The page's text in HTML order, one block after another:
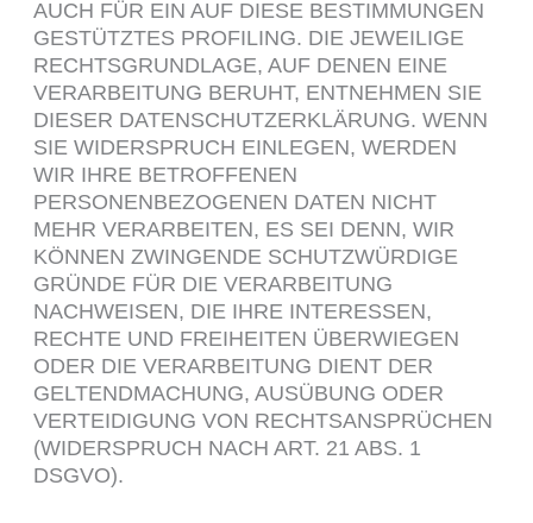
AUCH FÜR EIN AUF DIESE BESTIMMUNGEN
GESTÜTZTES PROFILING. DIE JEWEILIGE
RECHTSGRUNDLAGE, AUF DENEN EINE
VERARBEITUNG BERUHT, ENTNEHMEN SIE
DIESER DATENSCHUTZERKLÄRUNG. WENN
SIE WIDERSPRUCH EINLEGEN, WERDEN
WIR IHRE BETROFFENEN
PERSONENBEZOGENEN DATEN NICHT
MEHR VERARBEITEN, ES SEI DENN, WIR
KÖNNEN ZWINGENDE SCHUTZWÜRDIGE
GRÜNDE FÜR DIE VERARBEITUNG
NACHWEISEN, DIE IHRE INTERESSEN,
RECHTE UND FREIHEITEN ÜBERWIEGEN
ODER DIE VERARBEITUNG DIENT DER
GELTENDMACHUNG, AUSÜBUNG ODER
VERTEIDIGUNG VON RECHTSANSPRÜCHEN
(WIDERSPRUCH NACH ART. 21 ABS. 1
DSGVO).